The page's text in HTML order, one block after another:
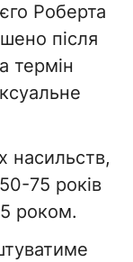
Роберта
після
термін
насильств,
75 років
роком.